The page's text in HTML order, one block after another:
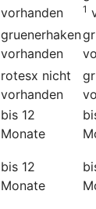
vorhanden
1
gruenerhaken
vorhanden
rotesx nicht
vorhanden
bis 12
Monate
bis 12
Monate